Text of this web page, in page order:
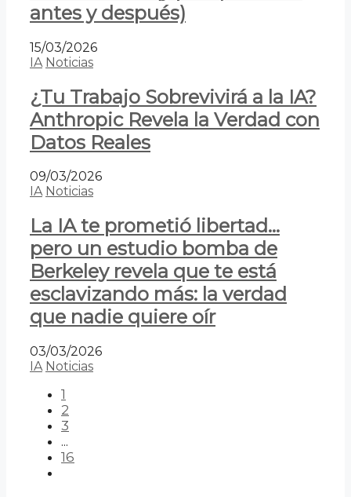
antes y después)
15/03/2026
IA Noticias
¿Tu Trabajo Sobrevivirá a la IA?
Anthropic Revela la Verdad con
Datos Reales
09/03/2026
IA Noticias
La IA te prometió libertad…
pero un estudio bomba de
Berkeley revela que te está
esclavizando más: la verdad
que nadie quiere oír
03/03/2026
IA Noticias
1
2
3
...
16